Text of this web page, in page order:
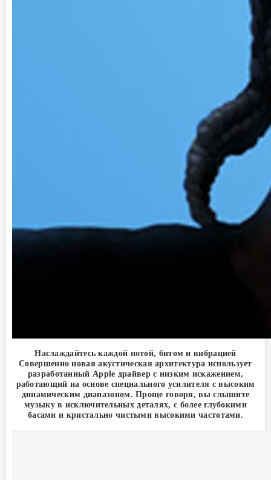
Наслаждайтесь каждой нотой, битом и вибрацией
Совершенно новая акустическая архитектура использует
разработанный Apple драйвер с низким искажением,
работающий на основе специального усилителя с высоким
динамическим диапазоном. Проще говоря, вы слышите
музыку в исключительных деталях, с более глубокими
басами и кристально чистыми высокими частотами.